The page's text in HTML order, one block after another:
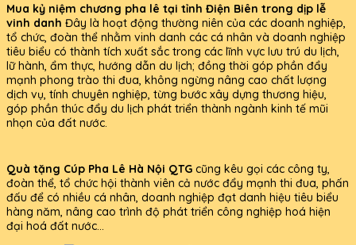
Mua kỷ niệm chương pha lê tại tỉnh Điện Biên trong dịp lễ
vinh danh Đây là hoạt động thường niên của các doanh nghiệp,
tổ chức, đoàn thể nhằm vinh danh các cá nhân và doanh nghiệp
tiêu biểu có thành tích xuất sắc trong các lĩnh vực lưu trú du lịch,
lữ hành, ẩm thực, hướng dẫn du lịch; đồng thời góp phần đẩy
mạnh phong trào thi đua, không ngừng nâng cao chất lượng
dịch vụ, tính chuyên nghiệp, từng bước xây dựng thương hiệu,
góp phần thúc đẩy du lịch phát triển thành ngành kinh tế mũi
nhọn của đất nước.
Quà tặng Cúp Pha Lê Hà Nội QTG cũng kêu gọi các công ty,
đoàn thể, tổ chức hội thành viên cả nước đẩy mạnh thi đua, phấn
đấu để có nhiều cá nhân, doanh nghiệp đạt danh hiệu tiêu biểu
hàng năm, nâng cao trình độ phát triển công nghiệp hoá hiện
đại hoá đất nước...